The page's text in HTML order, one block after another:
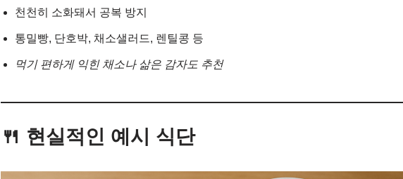
천천히 소화돼서 공복 방지
통밀빵, 단호박, 채소샐러드, 렌틸콩 등
먹기 편하게 익힌 채소나 삶은 감자도 추천
🍴 현실적인 예시 식단